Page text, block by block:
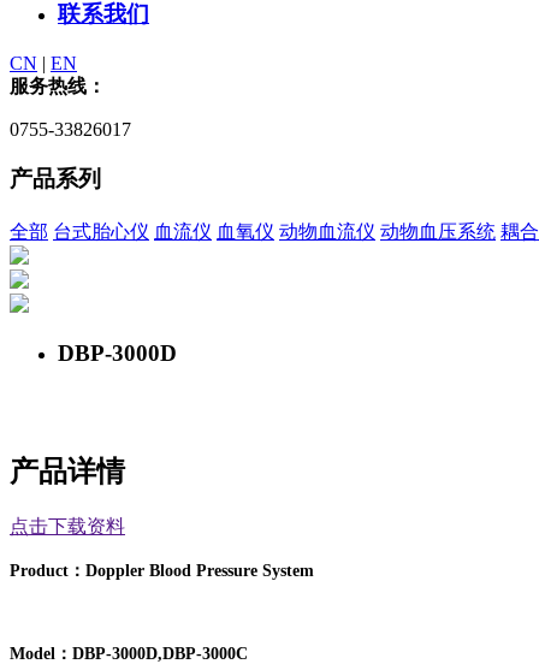
联系我们
CN | EN
服务热线：
0755-33826017
产品系列
全部 台式胎心仪 血流仪 血氧仪 动物血流仪 动物血压系统 耦
DBP-3000D
产品详情
点击下载资料
Product ： Doppler Blood Pressure System
Model ： DBP-3000D,DBP-3000C